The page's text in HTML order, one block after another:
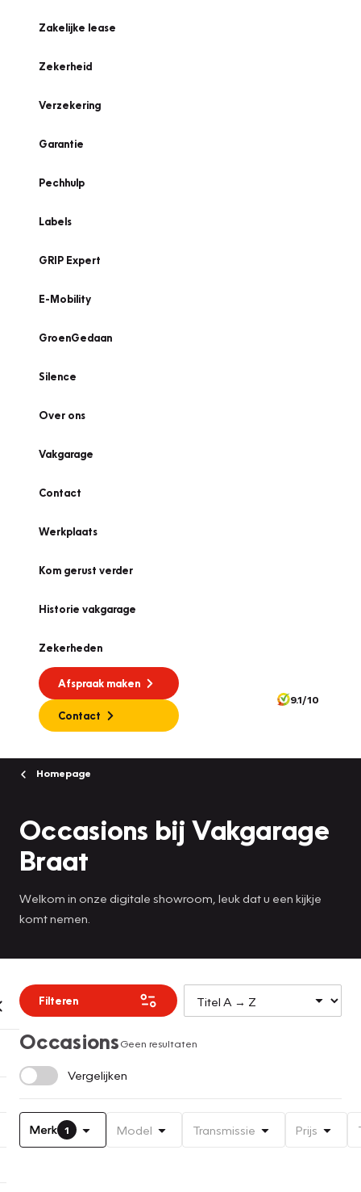
Zakelijke lease
Zekerheid
Verzekering
Garantie
Pechhulp
Labels
GRIP Expert
E-Mobility
GroenGedaan
Silence
Over ons
Vakgarage
Contact
Werkplaats
Kom gerust verder
Historie vakgarage
Zekerheden
Afspraak maken
Contact
9.1/10
Homepage
Occasions bij Vakgarage
Braat
Welkom in onze digitale showroom, leuk dat u een kijkje
komt nemen.
Filteren
OccasionsGeen resultaten
Vergelijken
Merk 1 Model Transmissie Prijs